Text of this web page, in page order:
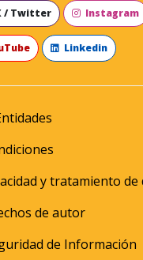
/ Twitter Instagram
Linkedin
y tratamiento
de autor
de Información